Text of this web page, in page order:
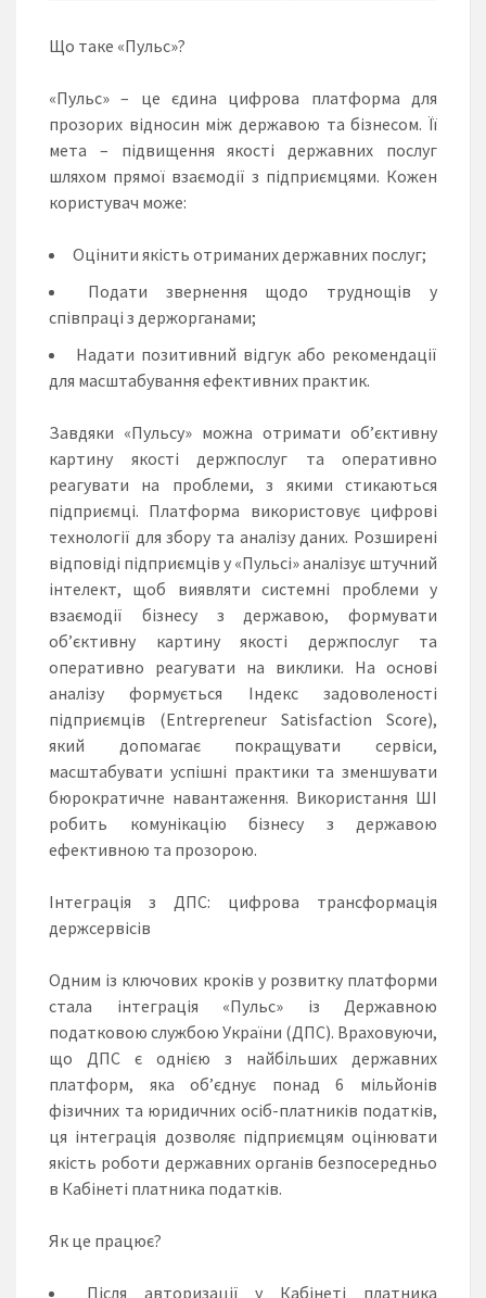
Що таке «Пульс»?
«Пульс» – це єдина цифрова платформа для
прозорих відносин між державою та бізнесом. Її
мета – підвищення якості державних послуг
шляхом прямої взаємодії з підприємцями. Кожен
користувач може:
Оцінити якість отриманих державних послуг;
Подати звернення щодо труднощів у
співпраці з держорганами;
Надати позитивний відгук або рекомендації
для масштабування ефективних практик.
Завдяки «Пульсу» можна отримати об’єктивну
картину якості держпослуг та оперативно
реагувати на проблеми, з якими стикаються
підприємці. Платформа використовує цифрові
технології для збору та аналізу даних. Розширені
відповіді підприємців у «Пульсі» аналізує штучний
інтелект, щоб виявляти системні проблеми у
взаємодії бізнесу з державою, формувати
об’єктивну картину якості держпослуг та
оперативно реагувати на виклики. На основі
аналізу формується Індекс задоволеності
підприємців (Entrepreneur Satisfaction Score),
який допомагає покращувати сервіси,
масштабувати успішні практики та зменшувати
бюрократичне навантаження. Використання ШІ
робить комунікацію бізнесу з державою
ефективною та прозорою.
Інтеграція з ДПС: цифрова трансформація
держсервісів
Одним із ключових кроків у розвитку платформи
стала інтеграція «Пульс» із Державною
податковою службою України (ДПС). Враховуючи,
що ДПС є однією з найбільших державних
платформ, яка об’єднує понад 6 мільйонів
фізичних та юридичних осіб-платників податків,
ця інтеграція дозволяє підприємцям оцінювати
якість роботи державних органів безпосередньо
в Кабінеті платника податків.
Як це працює?
Після авторизації у Кабінеті платника